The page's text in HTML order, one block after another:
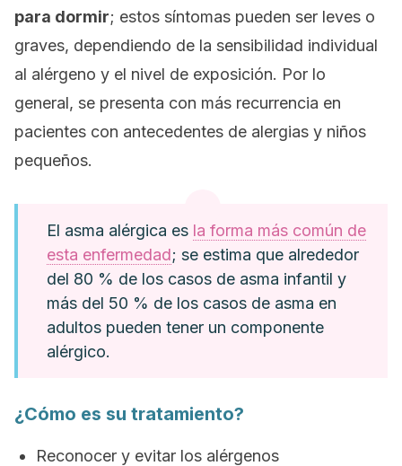
para dormir; estos síntomas pueden ser leves o
graves, dependiendo de la sensibilidad individual
al alérgeno y el nivel de exposición. Por lo
general, se presenta con más recurrencia en
pacientes con antecedentes de alergias y niños
pequeños.
El asma alérgica es la forma más común de
esta enfermedad; se estima que alrededor
del 80 % de los casos de asma infantil y
más del 50 % de los casos de asma en
adultos pueden tener un componente
alérgico.
¿Cómo es su tratamiento?
Reconocer y evitar los alérgenos